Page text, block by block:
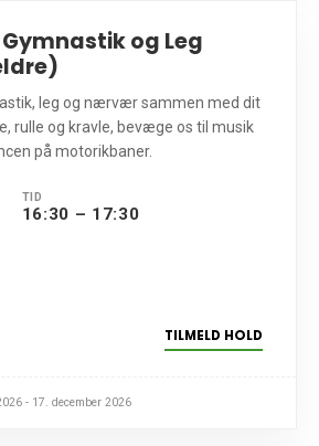
og Leg
leg og nærvær sammen med dit
rulle og kravle, bevæge os til musik
på motorikbaner.
TID
16:30 – 17:30
TILMELD HOLD
- 17. december 2026